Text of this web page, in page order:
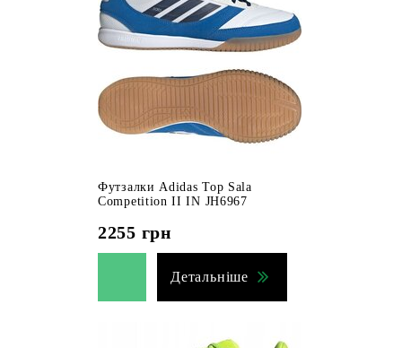
Футзалки Adidas Top Sala
Competition II IN JH6967
2255 грн
Детальніше